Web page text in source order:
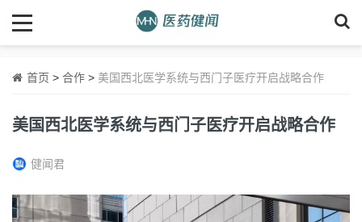
首页 > 合作 > 美国西北医学系统与西门子医疗开启战略合作
美国西北医学系统与西门子医疗开启战略合作
健闻君